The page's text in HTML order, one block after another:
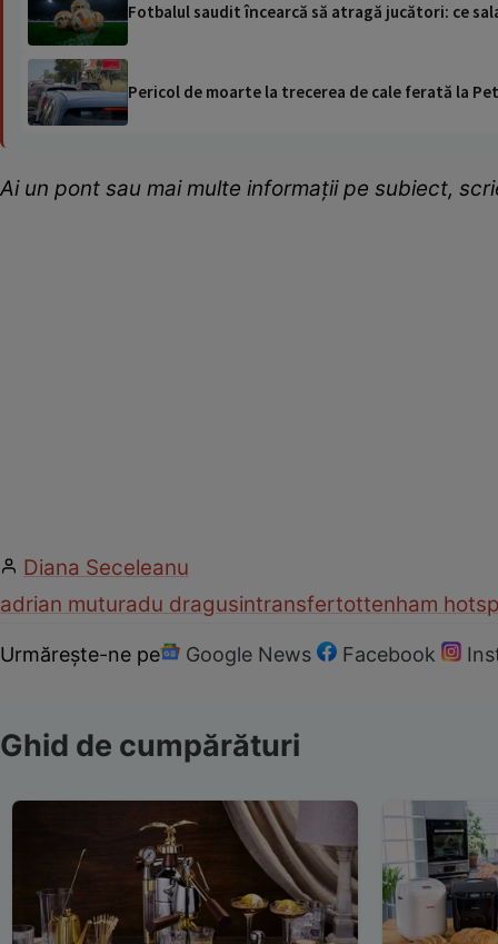
Fotbalul saudit încearcă să atragă jucători: ce
Pericol de moarte la trecerea de cale ferată la
Ai un pont sau mai multe informații pe subiect,
Diana Seceleanu
adrian muturadu dragusintransfertottenham
Urmărește-ne pe Google News Facebook
Ghid de cumpărături